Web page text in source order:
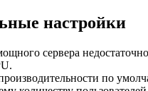
настройки
сервера
по